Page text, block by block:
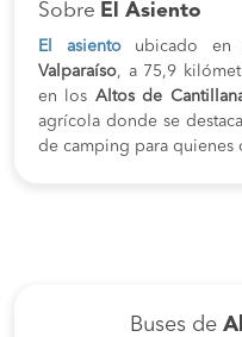
Sobre El Asiento
El asiento ubicado
Valparaíso, a 75,9
en los Altos de
agrícola donde se
de camping para quienes
Buses de